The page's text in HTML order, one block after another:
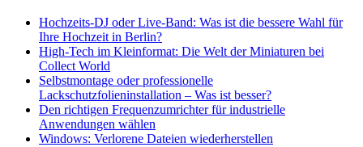
Hochzeits-DJ oder Live-Band: Was ist die bessere Wahl für
Ihre Hochzeit in Berlin?
High-Tech im Kleinformat: Die Welt der Miniaturen bei
Collect World
Selbstmontage oder professionelle
Lackschutzfolieninstallation – Was ist besser?
Den richtigen Frequenzumrichter für industrielle
Anwendungen wählen
Windows: Verlorene Dateien wiederherstellen